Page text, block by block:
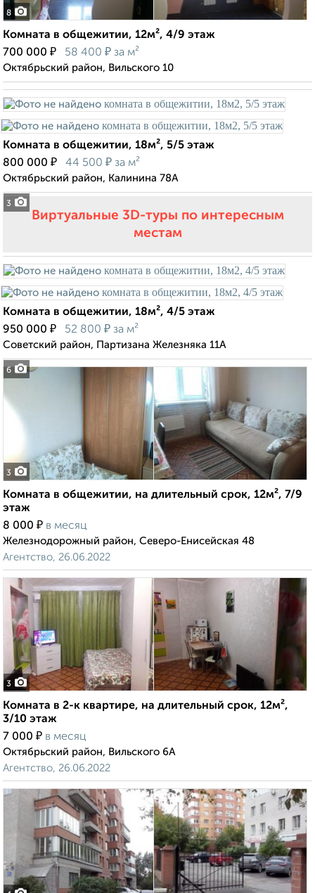
8
Комната в общежитии, 12м², 4/9 этаж
700 000 ₽ 58 400 ₽ за м²
Октябрьский район, Вильского 10
3
Комната в общежитии, 18м², 5/5 этаж
800 000 ₽ 44 500 ₽ за м²
Октябрьский район, Калинина 78А
Виртуальные 3D-туры по интересным
местам
6
Комната в общежитии, 18м², 4/5 этаж
950 000 ₽ 52 800 ₽ за м²
Советский район, Партизана Железняка 11А
3
Комната в общежитии, на длительный срок, 12м², 7/9
этаж
8 000 ₽ в месяц
Железнодорожный район, Северо-Енисейская 48
Агентство, 26.06.2022
3
Комната в 2-к квартире, на длительный срок, 12м²,
3/10 этаж
7 000 ₽ в месяц
Октябрьский район, Вильского 6А
Агентство, 26.06.2022